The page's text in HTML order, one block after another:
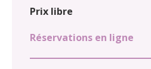
Prix libre
Réservations en ligne